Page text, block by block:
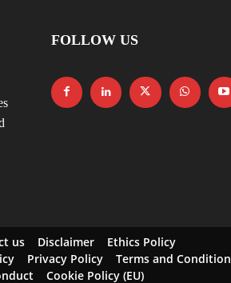
FOLLOW US
us Disclaimer
Ethics Policy
Privacy Policy
Terms and Condition
Cookie Policy (EU)